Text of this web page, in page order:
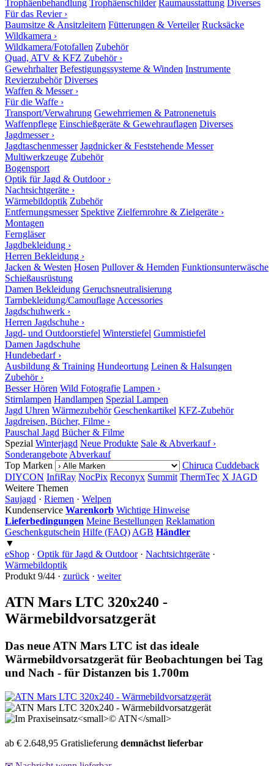
Trophäenbehandlung Trophäenschilder Raumausstattung Diverses
Für das Revier ›
Baumsitze & Ansitzleitern Fütterungen & Verteiler Rucksäcke
Wildkamera ›
Wildkamera/Fotofallen Zubehör
Quad, ATV & KFZ Zubehör ›
Gewehrhalter Befestigungssysteme & Winden Instrumente
Revierzubehör Diverses
Waffen & Messer ›
Für die Waffe ›
Transport/Verwahrung Gewehrriemen & Patronenetuis
Waffenpflege Einschießgeräte & Gewehrauflagen Diverses
Jagdmesser ›
Jagdtaschenmesser Jagdnicker & Feststehende Messer
Multiwerkzeuge Zubehör
Bogensport
Optik für Jagd & Outdoor ›
Nachtsichtgeräte ›
Wärmebildoptik Zubehör
Entfernungsmesser Spektive Zielfernrohre & Zielgeräte ›
Montagen
Ferngläser
Jagdbekleidung ›
Herren Bekleidung ›
Jacken & Westen Hosen Pullover & Hemden Funktionsunterwäsche
Schießausrüstung
Damen Bekleidung Geruchsneutralisierung
Tarnbekleidung/Camouflage Accessories
Jagdschuhwerk ›
Herren Jagdschuhe ›
Jagd- und Outdoorstiefel Winterstiefel Gummistiefel
Damen Jagdschuhe
Hundebedarf ›
Ausbildung & Training Hundeortung Leinen & Halsungen
Zubehör ›
Besser Hören Wild Fotografie Lampen ›
Stirnlampen Handlampen Spezial Lampen
Jagd Uhren Wärmezubehör Geschenkartikel KFZ-Zubehör
Jagdreisen, Bücher, Filme ›
Pauschal Jagd Bücher & Filme
Spezial Winterjagd Neue Produkte Sale & Abverkauf ›
Sonderangebote Abverkauf
Top Marken
Chiruca Cuddeback
DIYCON InfiRay NocPix Reconyx Summit ThermTec X JAGD
Weitere Themen
Saujagd · Riemen · Welpen
Kundenservice Warenkorb Wichtige Hinweise
Lieferbedingungen Meine Bestellungen Reklamation
Geschenkgutschein Hilfe (FAQ) AGB Händler
▼
eShop · Optik für Jagd & Outdoor· Nachtsichtgeräte ·
Wärmebildoptik
Produkt 9/44 · zurück · weiter
ATN Mars LTC 320x240 -
Wärmebildvorsatzgerät
Das neue ATN Mars LTC ist das ideale
Wärmebildvorsatzgerät für Beobachtungen bei Tag
und Nach - für Distanzen bis 1.700m
ab € 2.648,95 Gratislieferung demnächst lieferbar